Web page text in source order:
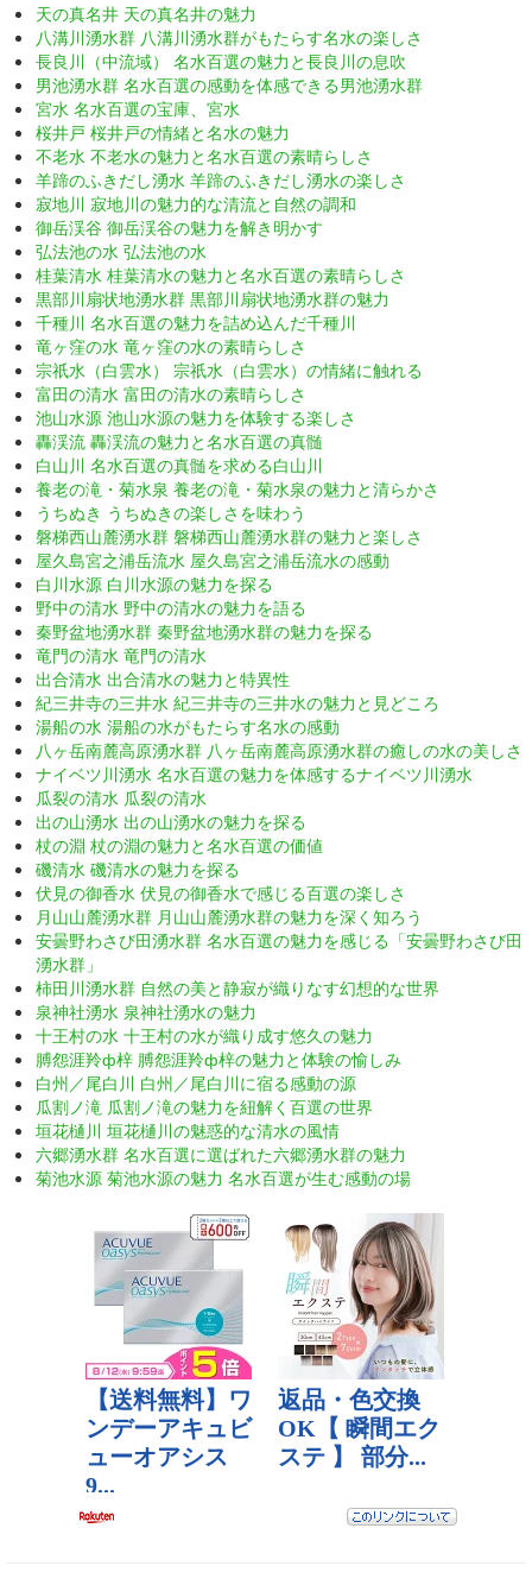
天の真名井 天の真名井の魅力
八溝川湧水群 八溝川湧水群がもたらす名水の楽しさ
長良川（中流域） 名水百選の魅力と長良川の息吹
男池湧水群 名水百選の感動を体感できる男池湧水群
宮水 名水百選の宝庫、宮水
桜井戸 桜井戸の情緒と名水の魅力
不老水 不老水の魅力と名水百選の素晴らしさ
羊蹄のふきだし湧水 羊蹄のふきだし湧水の楽しさ
寂地川 寂地川の魅力的な清流と自然の調和
御岳渓谷 御岳渓谷の魅力を解き明かす
弘法池の水 弘法池の水
桂葉清水 桂葉清水の魅力と名水百選の素晴らしさ
黒部川扇状地湧水群 黒部川扇状地湧水群の魅力
千種川 名水百選の魅力を詰め込んだ千種川
竜ヶ窪の水 竜ヶ窪の水の素晴らしさ
宗祇水（白雲水） 宗祇水（白雲水）の情緒に触れる
富田の清水 富田の清水の素晴らしさ
池山水源 池山水源の魅力を体験する楽しさ
轟渓流 轟渓流の魅力と名水百選の真髄
白山川 名水百選の真髄を求める白山川
養老の滝・菊水泉 養老の滝・菊水泉の魅力と清らかさ
うちぬき うちぬきの楽しさを味わう
磐梯西山麓湧水群 磐梯西山麓湧水群の魅力と楽しさ
屋久島宮之浦岳流水 屋久島宮之浦岳流水の感動
白川水源 白川水源の魅力を探る
野中の清水 野中の清水の魅力を語る
秦野盆地湧水群 秦野盆地湧水群の魅力を探る
竜門の清水 竜門の清水
出合清水 出合清水の魅力と特異性
紀三井寺の三井水 紀三井寺の三井水の魅力と見どころ
湯船の水 湯船の水がもたらす名水の感動
八ヶ岳南麓高原湧水群 八ヶ岳南麓高原湧水群の癒しの水の美しさ
ナイベツ川湧水 名水百選の魅力を体感するナイベツ川湧水
瓜裂の清水 瓜裂の清水
出の山湧水 出の山湧水の魅力を探る
杖の淵 杖の淵の魅力と名水百選の価値
磯清水 磯清水の魅力を探る
伏見の御香水 伏見の御香水で感じる百選の楽しさ
月山山麓湧水群 月山山麓湧水群の魅力を深く知ろう
安曇野わさび田湧水群 名水百選の魅力を感じる「安曇野わさび田
湧水群」
柿田川湧水群 自然の美と静寂が織りなす幻想的な世界
泉神社湧水 泉神社湧水の魅力
十王村の水 十王村の水が織り成す悠久の魅力
膊怨涯羚ф梓 膊怨涯羚ф梓の魅力と体験の愉しみ
白州／尾白川 白州／尾白川に宿る感動の源
瓜割ノ滝 瓜割ノ滝の魅力を紐解く百選の世界
垣花樋川 垣花樋川の魅惑的な清水の風情
六郷湧水群 名水百選に選ばれた六郷湧水群の魅力
菊池水源 菊池水源の魅力 名水百選が生む感動の場